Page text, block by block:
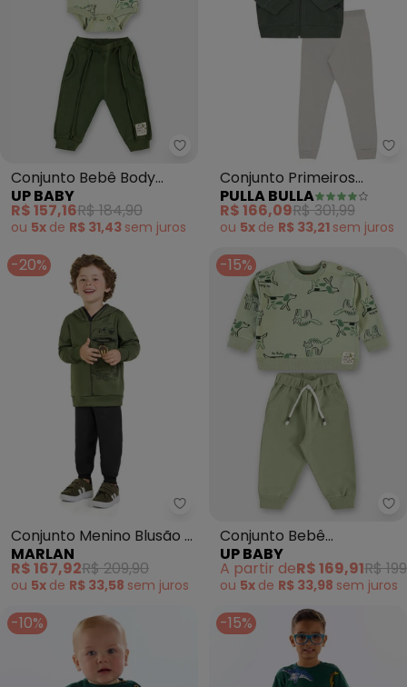
Up Baby - Conjunto Bebê Body
Conjunto Bebê Body
Estampado Verde
UP BABY
R$ 157,16R$ 184,90
ou 5x de R$ 31,43 sem juros
Conjunto Primeiros
Passos Malha Soft
(Verde)
PULLA BULLA
R$ 166,09R$ 301,99
ou 5x de R$ 33,21 sem juros
-20%
Marlan - Conjunto Menino
Conjunto Menino Blusão e
Calça em Malha (Verde)
MARLAN
R$ 167,92R$ 209,90
ou 5x de R$ 33,58 sem juros
-15%
Conjunto Bebê
Estampado Verde
UP BABY
A partir deR$ 169,91R$
ou 5x de R$ 33,98 sem juros
-10% -15%